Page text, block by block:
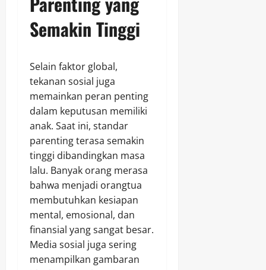
Semakin Tinggi
Selain faktor global,
tekanan sosial juga
memainkan peran penting
dalam keputusan memiliki
anak. Saat ini, standar
parenting terasa semakin
tinggi dibandingkan masa
lalu. Banyak orang merasa
bahwa menjadi orangtua
membutuhkan kesiapan
mental, emosional, dan
finansial yang sangat besar.
Media sosial juga sering
menampilkan gambaran